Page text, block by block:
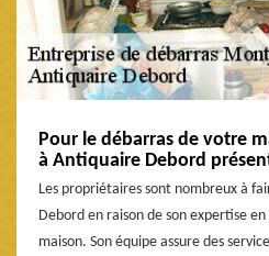
Pour le débarras de votre
à Antiquaire Debord
Les propriétaires sont nombreux à
Debord en raison de son expertise
maison. Son équipe assure des